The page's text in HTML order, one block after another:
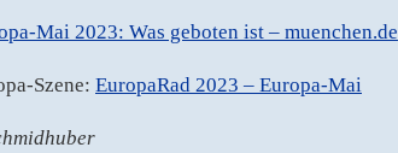
Mai 2023: Was geboten ist – muenchen.de
Szene: EuropaRad 2023 – Europa-Mai